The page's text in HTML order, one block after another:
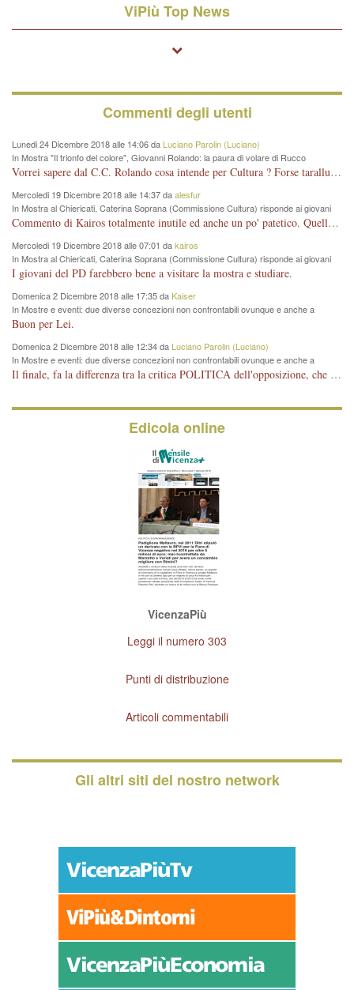
ViPiù Top News
Commenti degli utenti
Lunedi 24 Dicembre 2018 alle 14:06 da Luciano Parolin (Luciano)
In Mostra "Il trionfo del colore", Giovanni Rolando: la paura di volare di Rucco
Vorrei sapere dal C.C. Rolando cosa intende per Cultura ? Forse tarallucci, vino e sagre, o spaghetti tricolori del PD ? Il continuo (s)parlare della mostra a Palazzo Chiericati caro consigliere DANNEGGIA FORTEMENTE l'immagine della città TUTTA e fa deviare i consensi che in RUSSIA (badi bene ex U.R.S.S.) sono ECCELLENTI. A livello artistico l'evento è di alta Valenza culturale, COMPITO di Tutta la Cittadinanza fare il possibile per propagandare l'iniziativa senza farne UN CASO PARTITICO come fa Lei da sempre. Meno Gazebo + Partecipazione! E così sia. Amen.
Mercoledi 19 Dicembre 2018 alle 14:37 daalesfur
In Mostra al Chiericati, Caterina Soprana (Commissione Cultura) risponde ai giovani
del Pd: "realizzata a costo zero per il Comune"
Commento di Kairos totalmente inutile ed anche un po' patetico. Quella che è completamente mancata è stata la promozione internazionale dell'evento effettuata da chi lo sa fare, l'amministrazione in questo è stata totalmente assente relegando al provincialismo una mostra che meritava ben altre platee ed i risultati sono sotto gli occhi di tutti. Su questo bisogna parlare, il fatto di averla organizzata al Chiericati certo non ha aiutato ma è un aspetto secondario rispetto a quello della promozione. In città con le mostre organizzate da Goldin - che certo ha fatto principalmente i suoi interessi, ma ne ha comunque beneficiato la città in immagine e commercio per il centro - arrivavano giornalmente pullman carichi di turisti. Dove sono i turisti ora?
Mercoledi 19 Dicembre 2018 alle 07:01 dakairos
In Mostra al Chiericati, Caterina Soprana (Commissione Cultura) risponde ai giovani
del Pd: "realizzata a costo zero per il Comune"
I giovani del PD farebbero bene a visitare la mostra e studiare.
Domenica 2 Dicembre 2018 alle 17:35 daKaiser
In Mostre e eventi: due diverse concezioni non confrontabili ovunque e anche a
Vicenza
Buon per Lei.
Domenica 2 Dicembre 2018 alle 12:34 da Luciano Parolin (Luciano)
In Mostre e eventi: due diverse concezioni non confrontabili ovunque e anche a
Vicenza
Il finale, fa la differenza tra la critica POLITICA dell'opposizione, che ha perso le elezioni ed è minoranza e non trova altri argomenti per politicizzare sul sito qua o là ? La critica d'arte invece è un'altra cosa che lascio agli altri. Per ora mi basta la lezione magistrale del prof. Giulianati.
Edicola online
VicenzaPiù
Leggi il numero 303
Punti di distribuzione
Articoli commentabili
Gli altri siti del nostro network